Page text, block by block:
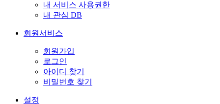
내 서비스 사용권한
내 관심 DB
회원서비스
회원가입
로그인
아이디 찾기
비밀번호 찾기
설정